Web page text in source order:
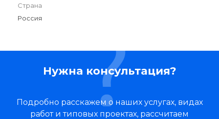
Страна
Россия
Нужна консультация?
Подробно расскажем о наших услугах, видах
работ и типовых проектах, рассчитаем